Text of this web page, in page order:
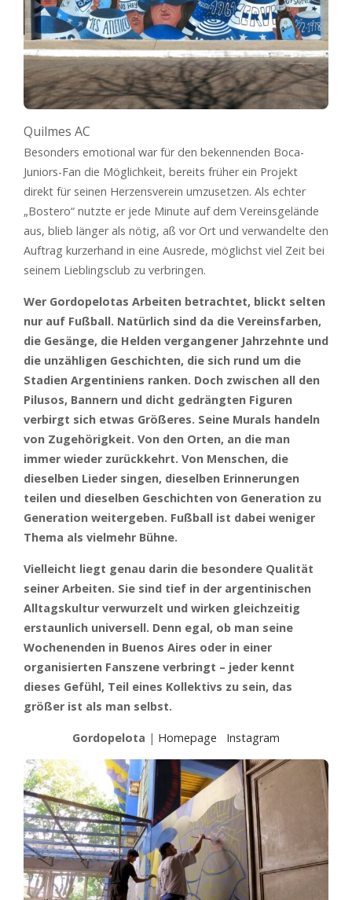
Quilmes AC
Besonders emotional war für den bekennenden Boca-
Juniors-Fan die Möglichkeit, bereits früher ein Projekt
direkt für seinen Herzensverein umzusetzen. Als echter
„Bostero“ nutzte er jede Minute auf dem Vereinsgelände
aus, blieb länger als nötig, aß vor Ort und verwandelte den
Auftrag kurzerhand in eine Ausrede, möglichst viel Zeit bei
seinem Lieblingsclub zu verbringen.
Wer Gordopelotas Arbeiten betrachtet, blickt selten
nur auf Fußball. Natürlich sind da die Vereinsfarben,
die Gesänge, die Helden vergangener Jahrzehnte und
die unzähligen Geschichten, die sich rund um die
Stadien Argentiniens ranken. Doch zwischen all den
Pilusos, Bannern und dicht gedrängten Figuren
verbirgt sich etwas Größeres. Seine Murals handeln
von Zugehörigkeit. Von den Orten, an die man
immer wieder zurückkehrt. Von Menschen, die
dieselben Lieder singen, dieselben Erinnerungen
teilen und dieselben Geschichten von Generation zu
Generation weitergeben. Fußball ist dabei weniger
Thema als vielmehr Bühne.
Vielleicht liegt genau darin die besondere Qualität
seiner Arbeiten. Sie sind tief in der argentinischen
Alltagskultur verwurzelt und wirken gleichzeitig
erstaunlich universell. Denn egal, ob man seine
Wochenenden in Buenos Aires oder in einer
organisierten Fanszene verbringt – jeder kennt
dieses Gefühl, Teil eines Kollektivs zu sein, das
größer ist als man selbst.
Gordopelota | Homepage Instagram